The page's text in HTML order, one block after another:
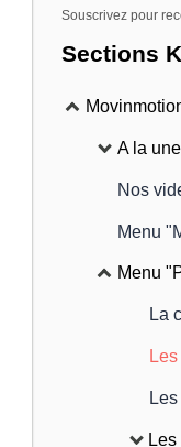
Souscrivez pour
Sections
A la
Nos
Menu
Menu
La